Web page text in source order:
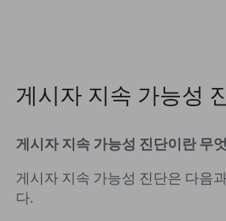
게시자 지속 가능성
게시자 지속 가능성 진단이란 무
게시자 지속 가능성 진단은 다음
다.